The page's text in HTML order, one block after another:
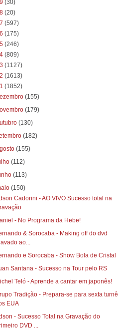
(30)
(20)
(597)
(175)
(246)
(809)
(1127)
(1613)
(1852)
(155)
(179)
(130)
(182)
(155)
(112)
(113)
(150)
Cadorini - AO VIVO Sucesso total‏ na
Daniel - No Programa da Hebe!‏
& Sorocaba - Making off do dvd
ao...
e Sorocaba - Show Bola de Cristal
Santana - Sucesso na Tour pelo RS
Teló - Aprende a cantar em japonês!
Tradição - Prepara-se para sexta turnê
EUA
- Sucesso Total na Gravação do
DVD ...